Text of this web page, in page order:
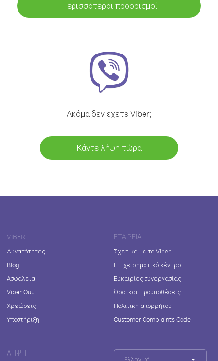
Περισσότεροι προορισμοί
Ακόμα δεν έχετε Viber;
Κάντε λήψη τώρα
VIBER
Δυνατότητες
Blog
Ασφάλεια
Viber Out
Χρεώσεις
Υποστήριξη
ΕΤΑΙΡΕΊΑ
Σχετικά με το Viber
Επιχειρηματικό κέντρο
Ευκαιρίες συνεργασίας
Όροι και Προϋποθέσεις
Πολιτική απορρήτου
Customer Complaints Code
ΛΉΨΗ
Ελληνικά